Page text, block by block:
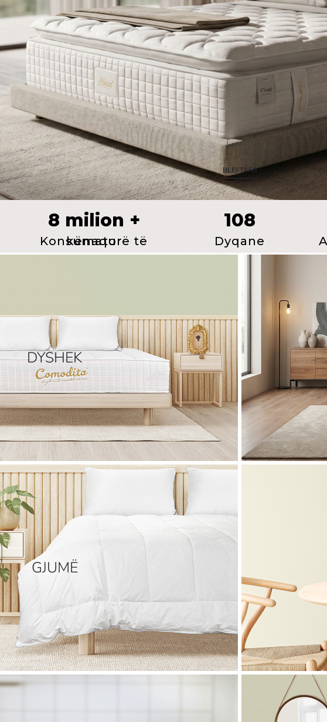
BLEJ TANI!
8 milion +
Konsumatorë të kënaqur
108
Dyqane
DYSHEK
GJUMË